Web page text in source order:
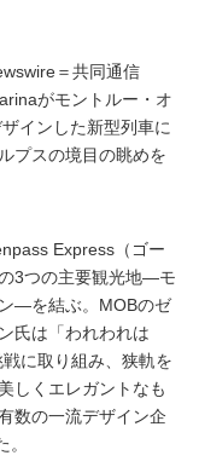
＝共同通信
がモントルー・オ
インした新型列車に
プスの境目の眺めを
Express（ゴー
3つの主要観光地―モ
―を結ぶ。MOBのゼ
氏は「われわれは
に取り組み、狭軌を
しくエレガントなも
数の一流デザイン企